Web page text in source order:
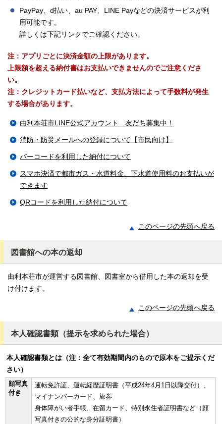
PayPay、d払い、au PAY、LINE Payなどの決済サービスが利
用可能です。
詳しくは下記リンクでご確認ください。
注：アプリごとに決済金額の上限があります。
上限額を超える納付書はお支払いできませんのでご注意くださ
い。
注：クレジットカード払いなど、支払方法によって手数料が発生
する場合があります。
由利本荘市LINE公式アカウント 友だち募集中！
消防・防災メールへの登録について【市民向け】
バーコードを利用した納付について
スマホ決済で都市ガス・水道料金、下水道使用料のお支払いが
できます
QRコードを利用した納付について
このページの先頭へ戻る
図書館への本の返却
由利本荘市が運営する図書館、図書室から借用した本の返却を受
け付けます。
このページの先頭へ戻る
本人確認書類（提示を求められた場合）
本人確認書類とは（注：全て有効期間内のもので原本をご提示くだ
さい）
顔写真
付き
運転免許証、運転経歴証明書（平成24年4月1日以降交付）、
マイナンバーカード、旅券
身体障がい者手帳、在留カード、特別永住者証明書など（顔
写真付きの公的な身分証明書）